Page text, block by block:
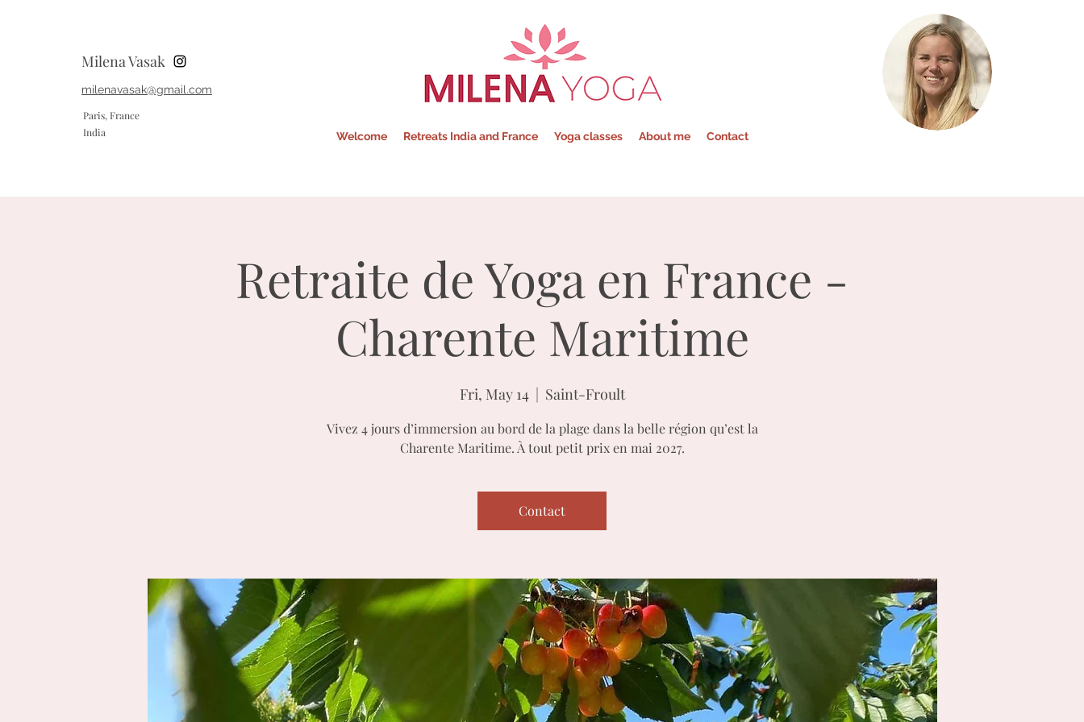
Milena Vasak Milena - Yoga
milenavasak@gmail.com
Paris, France
India
Welcome Retreats India and France Yoga classes About me Contact
Retraite de Yoga en France -
Charente Maritime
Fri, May 14
  |
Saint-Froult
Vivez 4 jours d’immersion au bord de la plage dans la belle région qu’est la
Charente Maritime. À tout petit prix en mai 2027.
Contact